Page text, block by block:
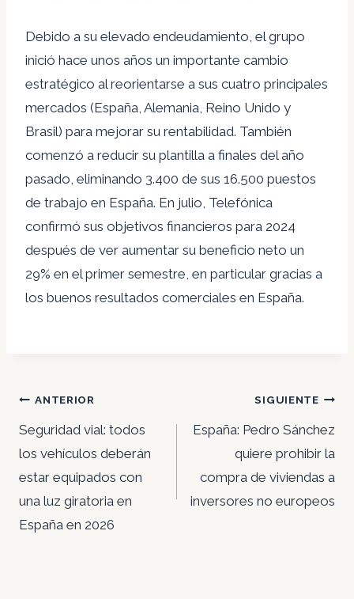
Debido a su elevado endeudamiento, el grupo
inició hace unos años un importante cambio
estratégico al reorientarse a sus cuatro principales
mercados (España, Alemania, Reino Unido y
Brasil) para mejorar su rentabilidad. También
comenzó a reducir su plantilla a finales del año
pasado, eliminando 3.400 de sus 16.500 puestos
de trabajo en España. En julio, Telefónica
confirmó sus objetivos financieros para 2024
después de ver aumentar su beneficio neto un
29% en el primer semestre, en particular gracias a
los buenos resultados comerciales en España.
Navegación
de
entradas
ANTERIOR
Seguridad vial: todos
los vehículos deberán
estar equipados con
una luz giratoria en
España en 2026
SIGUIENTE
España: Pedro Sánchez
quiere prohibir la
compra de viviendas a
inversores no europeos